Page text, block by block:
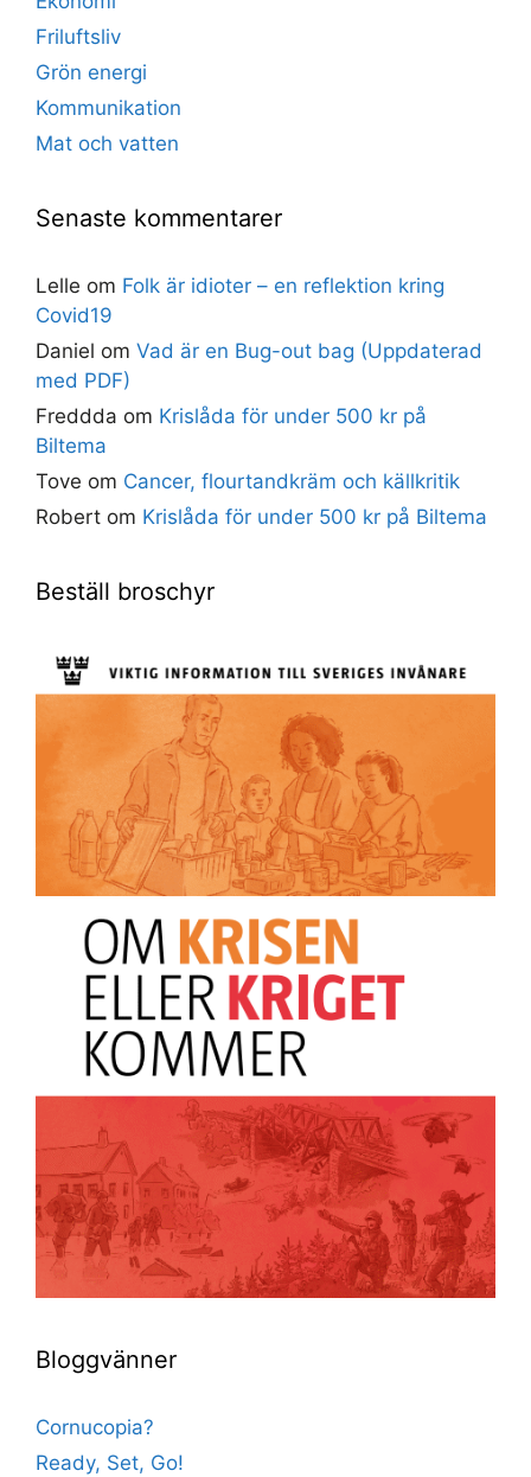
Friluftsliv
Grön energi
Kommunikation
Mat och vatten
Senaste kommentarer
Lelle om Folk är idioter – en reflektion kring
Covid19
Daniel om Vad är en Bug-out bag (Uppdaterad
med PDF)
Freddda om Krislåda för under 500 kr på
Biltema
Tove om Cancer, flourtandkräm och källkritik
Robert om Krislåda för under 500 kr på Biltema
Beställ broschyr
Bloggvänner
Cornucopia?
Ready, Set, Go!